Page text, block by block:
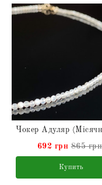
692 грн 865 грн
Купить